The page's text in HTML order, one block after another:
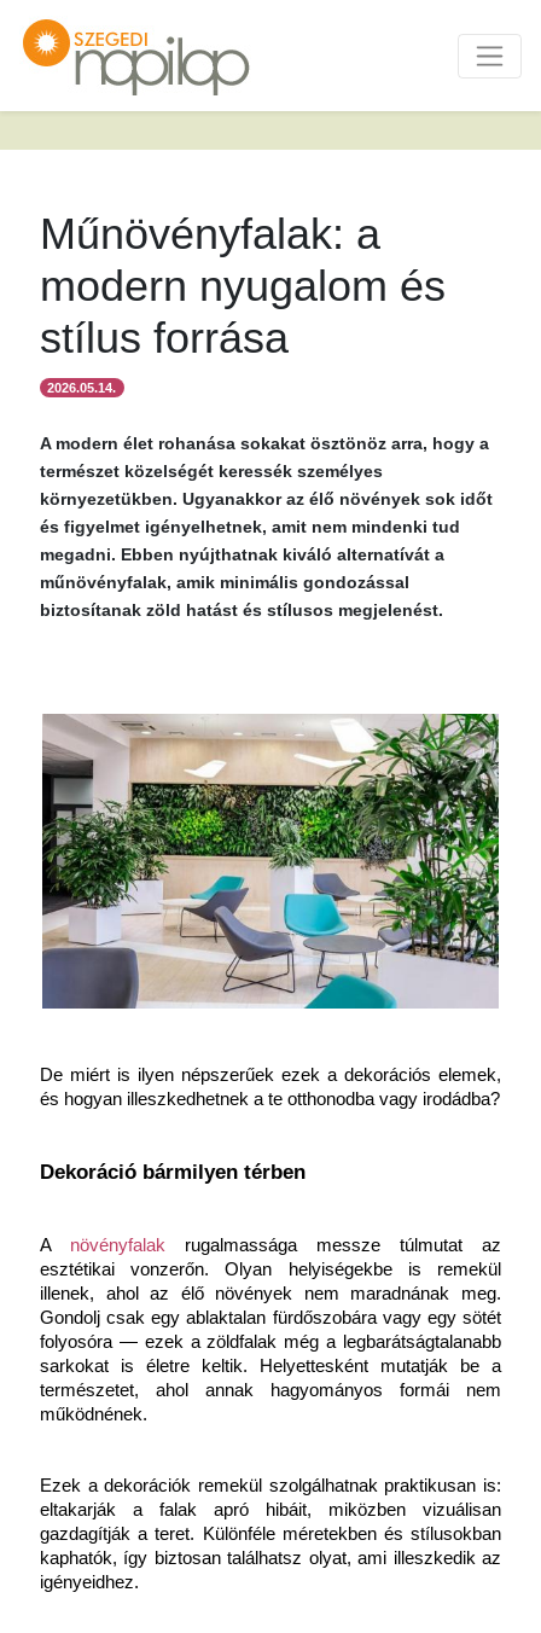
Műnövényfalak: a
modern nyugalom és
stílus forrása
2026.05.14.
A modern élet rohanása sokakat ösztönöz arra, hogy a
természet közelségét keressék személyes
környezetükben. Ugyanakkor az élő növények sok időt
és figyelmet igényelhetnek, amit nem mindenki tud
megadni. Ebben nyújthatnak kiváló alternatívát a
műnövényfalak, amik minimális gondozással
biztosítanak zöld hatást és stílusos megjelenést.
De miért is ilyen népszerűek ezek a dekorációs elemek,
és hogyan illeszkedhetnek a te otthonodba vagy irodádba?
Dekoráció bármilyen térben
A növényfalak rugalmassága messze túlmutat az
esztétikai vonzerőn. Olyan helyiségekbe is remekül
illenek, ahol az élő növények nem maradnának meg.
Gondolj csak egy ablaktalan fürdőszobára vagy egy sötét
folyosóra — ezek a zöldfalak még a legbarátságtalanabb
sarkokat is életre keltik.
Helyettesként mutatják be a
természetet, ahol annak hagyományos formái nem
működnének.
Ezek a dekorációk remekül szolgálhatnak praktikusan is:
eltakarják a falak apró hibáit, miközben vizuálisan
gazdagítják a teret. Különféle méretekben és stílusokban
kaphatók, így biztosan találhatsz olyat, ami illeszkedik az
igényeidhez.